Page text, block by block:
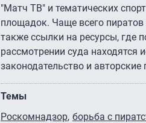
"Матч ТВ" и тематических
площадок. Чаще всего пиратов
также ссылки на ресурсы, где
рассмотрении суда
законодательство и
Темы
Роскомнадзор борьба с